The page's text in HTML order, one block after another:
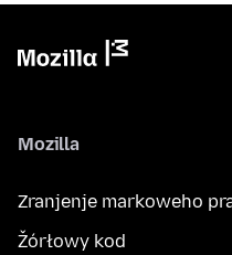
Mozilla
Zranjenje markoweho
Žórłowy kod